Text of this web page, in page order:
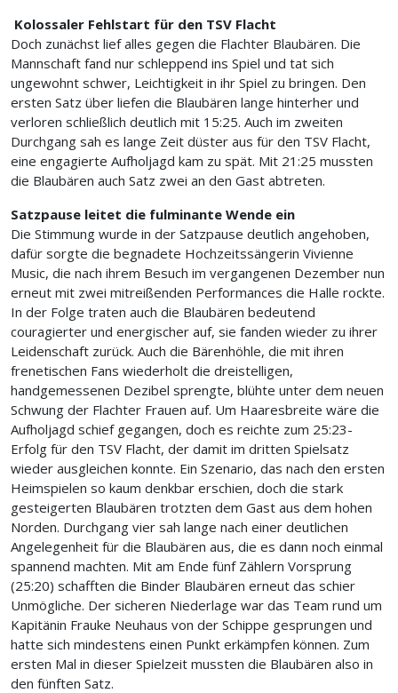
Kolossaler Fehlstart für den TSV Flacht
Doch zunächst lief alles gegen die Flachter Blaubären. Die
Mannschaft fand nur schleppend ins Spiel und tat sich
ungewohnt schwer, Leichtigkeit in ihr Spiel zu bringen. Den
ersten Satz über liefen die Blaubären lange hinterher und
verloren schließlich deutlich mit 15:25. Auch im zweiten
Durchgang sah es lange Zeit düster aus für den TSV Flacht,
eine engagierte Aufholjagd kam zu spät. Mit 21:25 mussten
die Blaubären auch Satz zwei an den Gast abtreten.
Satzpause leitet die fulminante Wende ein
Die Stimmung wurde in der Satzpause deutlich angehoben,
dafür sorgte die begnadete Hochzeitssängerin Vivienne
Music, die nach ihrem Besuch im vergangenen Dezember nun
erneut mit zwei mitreißenden Performances die Halle rockte.
In der Folge traten auch die Blaubären bedeutend
couragierter und energischer auf, sie fanden wieder zu ihrer
Leidenschaft zurück. Auch die Bärenhöhle, die mit ihren
frenetischen Fans wiederholt die dreistelligen,
handgemessenen Dezibel sprengte, blühte unter dem neuen
Schwung der Flachter Frauen auf. Um Haaresbreite wäre die
Aufholjagd schief gegangen, doch es reichte zum 25:23-
Erfolg für den TSV Flacht, der damit im dritten Spielsatz
wieder ausgleichen konnte. Ein Szenario, das nach den ersten
Heimspielen so kaum denkbar erschien, doch die stark
gesteigerten Blaubären trotzten dem Gast aus dem hohen
Norden. Durchgang vier sah lange nach einer deutlichen
Angelegenheit für die Blaubären aus, die es dann noch einmal
spannend machten. Mit am Ende fünf Zählern Vorsprung
(25:20) schafften die Binder Blaubären erneut das schier
Unmögliche. Der sicheren Niederlage war das Team rund um
Kapitänin Frauke Neuhaus von der Schippe gesprungen und
hatte sich mindestens einen Punkt erkämpfen können. Zum
ersten Mal in dieser Spielzeit mussten die Blaubären also in
den fünften Satz.